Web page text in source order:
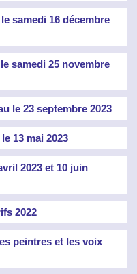
samedi 16 décembre
samedi 25 novembre
le 23 septembre 2023
13 mai 2023
2023 et 10 juin
2022
peintres et les voix